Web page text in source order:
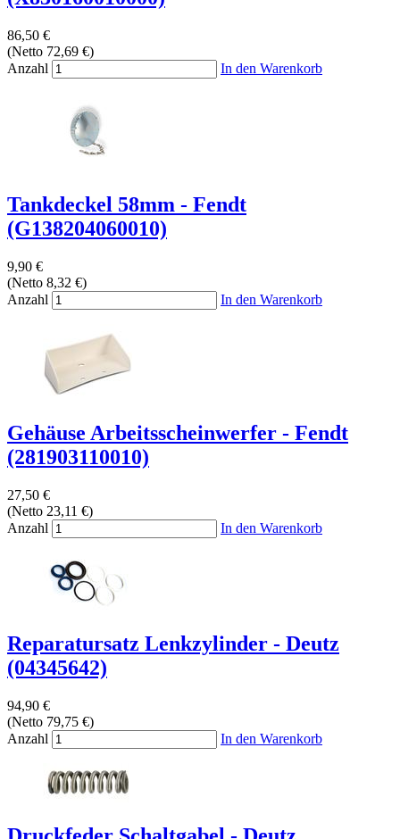
86,50 €
(Netto 72,69 €)
Anzahl
In den Warenkorb
Tankdeckel 58mm - Fendt
(G138204060010)
9,90 €
(Netto 8,32 €)
Anzahl
In den Warenkorb
Gehäuse Arbeitsscheinwerfer - Fendt
(281903110010)
27,50 €
(Netto 23,11 €)
Anzahl
In den Warenkorb
Reparatursatz Lenkzylinder - Deutz
(04345642)
94,90 €
(Netto 79,75 €)
Anzahl
In den Warenkorb